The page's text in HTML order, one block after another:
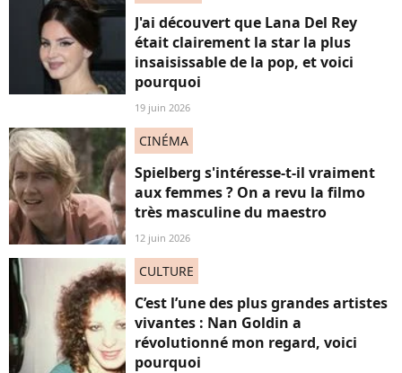
J'ai découvert que Lana Del Rey
était clairement la star la plus
insaisissable de la pop, et voici
pourquoi
19 juin 2026
CINÉMA
Spielberg s'intéresse-t-il vraiment
aux femmes ? On a revu la filmo
très masculine du maestro
12 juin 2026
CULTURE
C’est l’une des plus grandes artistes
vivantes : Nan Goldin a
révolutionné mon regard, voici
pourquoi